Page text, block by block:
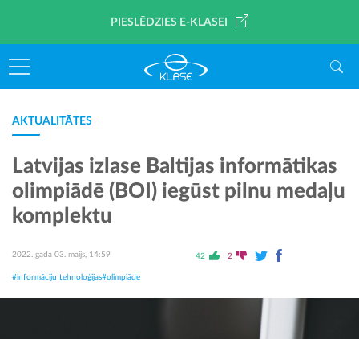
PIESLĒDZIES E-KLASEI
AKTUALITĀTES
Latvijas izlase Baltijas informātikas
olimpiādē (BOI) iegūst pilnu medaļu
komplektu
2022. gada 03. maijs, 14:59 42 2
#informāciju tehnoloģijas#olimpiāde